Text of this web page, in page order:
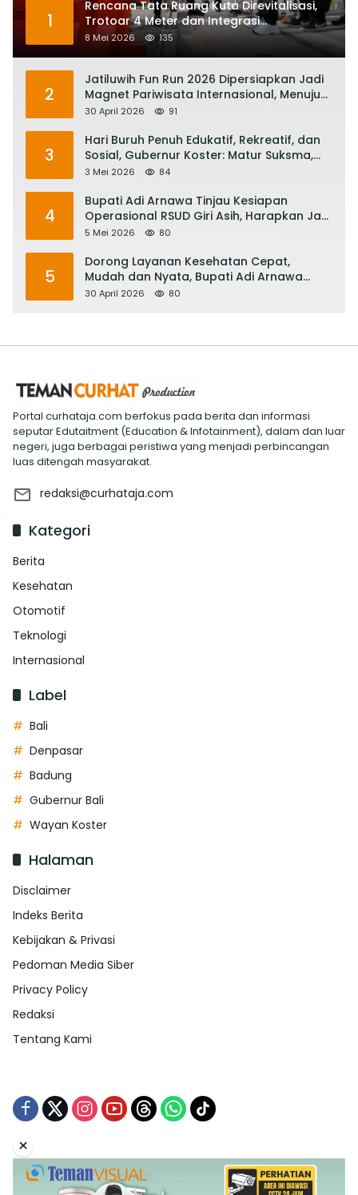
1
Rencana Tata Ruang Kuta Direvitalisasi,
Trotoar 4 Meter dan Integrasi
Transportasi Listrik
8 Mei 2026 135
2
Jatiluwih Fun Run 2026 Dipersiapkan Jadi
Magnet Pariwisata Internasional, Menuju
Satu Abad Pariwisata Bali
30 April 2026 91
3
Hari Buruh Penuh Edukatif, Rekreatif, dan
Sosial, Gubernur Koster: Matur Suksma,
Keringat Pekerja Mesin Ekonomi Bali
3 Mei 2026 84
4
Bupati Adi Arnawa Tinjau Kesiapan
Operasional RSUD Giri Asih, Harapkan Jadi
RS Rujukan Terbaik
5 Mei 2026 80
5
Dorong Layanan Kesehatan Cepat,
Mudah dan Nyata, Bupati Adi Arnawa
Evaluasi ‘Mantap Nak Badung’
30 April 2026 80
Portal curhataja.com berfokus pada berita dan informasi
seputar Edutaitment (Education & Infotainment), dalam dan luar
negeri, juga berbagai peristiwa yang menjadi perbincangan
luas ditengah masyarakat.
redaksi@curhataja.com
Kategori
Berita
Kesehatan
Otomotif
Teknologi
Internasional
Label
Bali
Denpasar
Badung
Gubernur Bali
Wayan Koster
Halaman
Disclaimer
Indeks Berita
Kebijakan & Privasi
Pedoman Media Siber
Privacy Policy
Redaksi
Tentang Kami
Tentang Kami Redaksi
Indeks Berita
Disclaimer
Pedoman Media Siber
×